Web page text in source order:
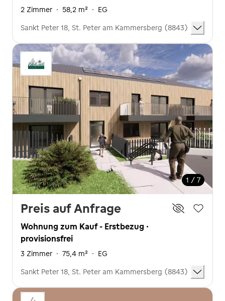
2 Zimmer · 58,2 m² · EG
Sankt Peter 18, St. Peter am Kammersberg (8843)
1 / 7
Preis auf Anfrage
Wohnung zum Kauf - Erstbezug ·
provisionsfrei
3 Zimmer · 75,4 m² · EG
Sankt Peter 18, St. Peter am Kammersberg (8843)